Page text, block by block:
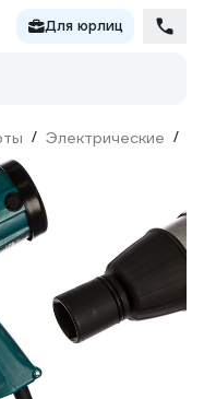
Для юрлиц
/ Электрические /